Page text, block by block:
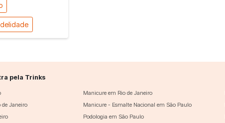
pela Trinks
Manicure em Rio de Janeiro
de Janeiro
Manicure - Esmalte Nacional em São Paulo
Podologia em São Paulo